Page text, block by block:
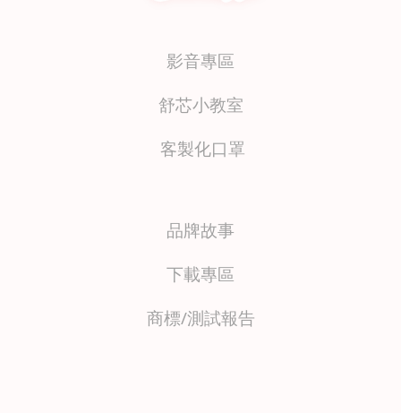
影音專區
舒芯小教室
客製化口罩
品牌故事
下載專區
商標/測試報告